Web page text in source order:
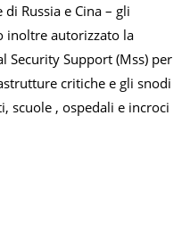
Russia e Cina – gli
inoltre autorizzato la
Support (Mss) per
critiche e gli snodi
scuole , ospedali e incroci